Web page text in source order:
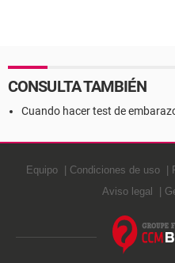
CONSULTA TAMBIÉN
Cuando hacer test de
Equipo Condiciones de uso
Aviso legal